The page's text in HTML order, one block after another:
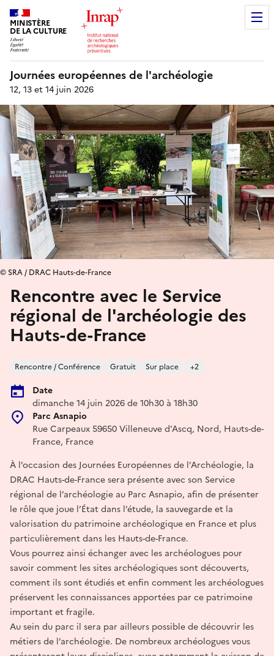
MINISTÈRE
DE LA CULTURE
Journées européennes de l'archéologie
12, 13 et 14 juin 2026
Rencontre avec le Service
régional de l'archéologie des
Hauts-de-France
Rencontre / Conférence Gratuit Sur place +2
Date
dimanche 14 juin 2026 de 10h30 à 18h30
Parc Asnapio
Rue Carpeaux 59650 Villeneuve d'Ascq, Nord, Hauts-de-
France, France
© SRA / DRAC Hauts-de-France
À l’occasion des Journées Européennes de l’Archéologie, la
DRAC Hauts-de-France sera présente avec son Service
régional de l’archéologie au Parc Asnapio, afin de présenter
le rôle que joue l’État dans l’étude, la sauvegarde et la
valorisation du patrimoine archéologique en France et plus
particulièrement dans les Hauts-de-France.
Vous pourrez ainsi échanger avec les archéologues pour
savoir comment les sites archéologiques sont découverts,
comment ils sont étudiés et enfin comment les archéologues
préservent les connaissances apportées par ce patrimoine
important et fragile.
Au sein du parc il sera par ailleurs possible de découvrir les
métiers de l’archéologie. De nombreux archéologues vous